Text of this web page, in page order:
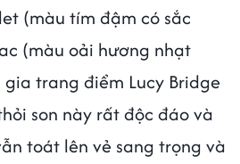
(màu tím đậm có sắc
(màu oải hương nhạt
gia trang điểm Lucy Bridge
son này rất độc đáo và
toát lên vẻ sang trọng và